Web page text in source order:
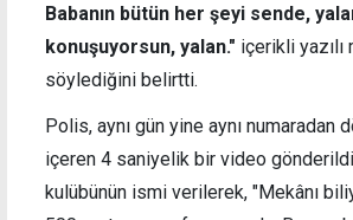
Babanın bütün her şeyi sende,
konuşuyorsun, yalan." içerikli yazılı
söylediğini belirtti.
Polis, aynı gün yine aynı numaradan
içeren 4 saniyelik bir video
kulübünün ismi verilerek, "Mekânı